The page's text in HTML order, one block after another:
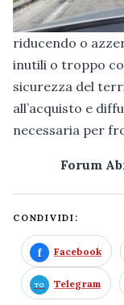
riducendo o
inutili o troppo
sicurezza del
all’acquisto e
necessaria per
Forum
CONDIVIDI:
Facebook
Telegram